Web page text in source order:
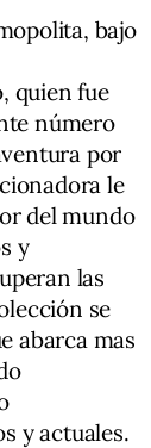
bajo
quien fue
número
por
le
del mundo
y
las
se
abarca mas
y actuales.